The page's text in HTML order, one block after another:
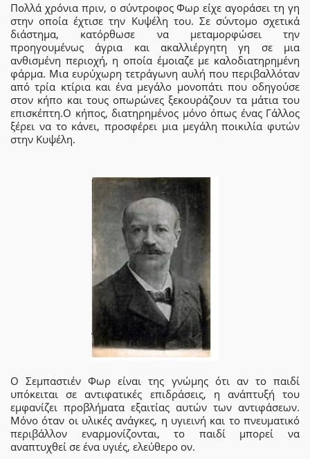
Πολλά χρόνια πριν, ο σύντροφος Φωρ είχε αγοράσει τη γη
στην οποία έχτισε την Κυψέλη του. Σε σύντομο σχετικά
διάστημα, κατόρθωσε να μεταμορφώσει την
προηγουμένως άγρια και ακαλλιέργητη γη σε μια
ανθισμένη περιοχή, η οποία έμοιαζε με καλοδιατηρημένη
φάρμα. Μια ευρύχωρη τετράγωνη αυλή που περιβαλλόταν
από τρία κτίρια και ένα μεγάλο μονοπάτι που οδηγούσε
στον κήπο και τους οπωρώνες ξεκουράζουν τα μάτια του
επισκέπτη.Ο κήπος, διατηρημένος μόνο όπως ένας Γάλλος
ξέρει να το κάνει, προσφέρει μια μεγάλη ποικιλία φυτών
στην Κυψέλη.
Ο Σεμπαστιέν Φωρ είναι της γνώμης ότι αν το παιδί
υπόκειται σε αντιφατικές επιδράσεις, η ανάπτυξή του
εμφανίζει προβλήματα εξαιτίας αυτών των αντιφάσεων.
Μόνο όταν οι υλικές ανάγκες, η υγιεινή και το πνευματικό
περιβάλλον εναρμονίζονται, το παιδί μπορεί να
αναπτυχθεί σε ένα υγιές, ελεύθερο ον.